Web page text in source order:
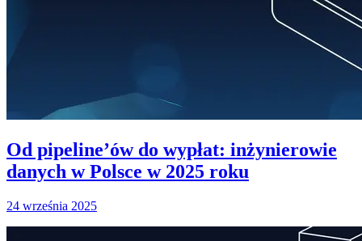
Od pipeline’ów do wypłat: inżynierowie
danych w Polsce w 2025 roku
24 września 2025